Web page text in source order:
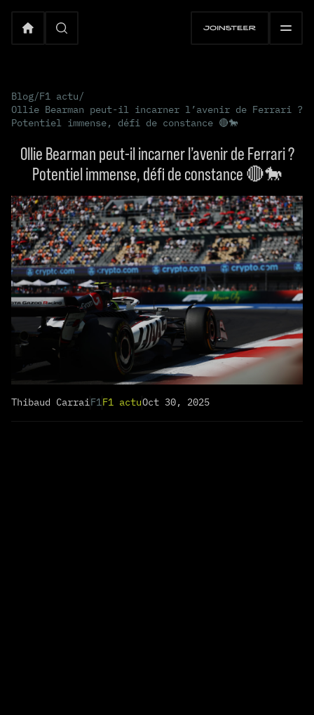
Blog/F1 actu/
Ollie Bearman peut-il incarner l’avenir de Ferrari ?
Potentiel immense, défi de constance 🔴🐎
Ollie Bearman peut-il incarner l’avenir de Ferrari ?
Potentiel immense, défi de constance 🔴🐎
Thibaud CarraiF1F1 actuOct 30, 2025